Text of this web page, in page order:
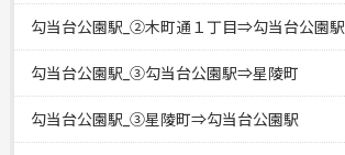
勾当台公園駅_②木町通１丁目⇒勾当台公園駅
勾当台公園駅_③勾当台公園駅⇒星陵町
勾当台公園駅_③星陵町⇒勾当台公園駅